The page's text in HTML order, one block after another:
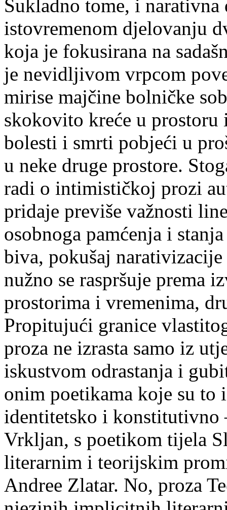
Sukladno tome, i
istovremenom djelovanju
koja je fokusirana na
je nevidljivom vrpcom
mirise majčine bolničke
skokovito kreće u
bolesti i smrti pobjeći u
u neke druge prostore.
radi o intimističkoj prozi
pridaje previše važnosti
osobnoga pamćenja i
biva, pokušaj
nužno se raspršuje prema
prostorima i vremenima,
Propitujući granice
proza ne izrasta samo iz
iskustvom odrastanja i
onim poetikama koje su
identitetsko i konstitutivno
Vrkljan, s poetikom tijela
literarnim i teorijskim
Andree Zlatar. No, proza